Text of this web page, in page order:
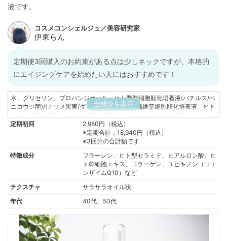
液です。
定期便3回購入のお約束がある点は少しネックですが、本格的
にエイジングケアを始めたい人にはおすすめです！
全成分を表示
水、グリセリン、プロパンジオール、ヒト脂肪細胞順化培養液(バチルス/ベ
ニコウジ菌)/(ナツメ果実/ダイズ)発酵液、ヒト繊維芽細胞順化培養液、ヒト
神経細胞順化培養液、ヒト歯髄細胞順化培養液、ヒト角化細胞順化培養
液、ベニコウジ菌/(アサイヤシ果実/コメヌカ)発酵液、レシチン、BG、エタ
ノール、リゾレシチン、アスコルビルリン酸Na、EDTA-2Na、ペンチレン
グリコール、リン酸Na、成長因子(細胞増殖因子)ヒト遺伝子組換オリゴペ
ド-10、ヒト遺伝子組換ポリペプチド-9、ヒト遺伝子組換オリゴペプチ
ド-2、合成ヒト遺伝子組換ポリペプチド-60、合成ヒト遺伝子組換ポリペプ
チド-31、ヒト遺伝子組換ポリペプチド-19、ヒト遺伝子組換ポリペプチ
ド-2、フラーレン、PVP、アミノカプロン酸、グリチルリチン酸2K、アラ
エキス、オタネニンジン根エキス、グルタミン酸ジ酢酸4Na、セラミド1、
マー、ラウロイル乳酸Na、ユビキノン(コエンザイムQ-10)、加水分解コラ
ーゲン、α-アルブチン、リンゴ果実培養細胞エキス、キサンタンガム、エ
チルヘキシルグリセリン、フェノキシエタノール
定期初回
2,980円（税込）
※定期合計：18,940円（税込）
※3回分の合計額です
特徴成分
フラーレン、ヒト型セラミド、ヒアルロン酸、ヒ
ト幹細胞エキス、コラーゲン、ユビキノン（コエ
ンザイムQ10）など
テクスチャ
サラサラオイル状
年代
40代、50代